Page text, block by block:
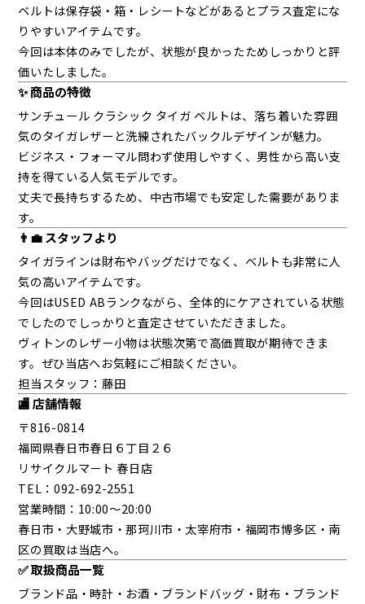
ベルトは保存袋・箱・レシートなどがあるとプラス査定にな
りやすいアイテムです。
今回は本体のみでしたが、状態が良かったためしっかりと評
価いたしました。
✨ 商品の特徴
サンチュール クラシック タイガ ベルトは、落ち着いた雰囲
気のタイガレザーと洗練されたバックルデザインが魅力。
ビジネス・フォーマル問わず使用しやすく、男性から高い支
持を得ている人気モデルです。
丈夫で長持ちするため、中古市場でも安定した需要がありま
す。
👨‍💼 スタッフより
タイガラインは財布やバッグだけでなく、ベルトも非常に人
気の高いアイテムです。
今回はUSED ABランクながら、全体的にケアされている状態
でしたのでしっかりと査定させていただきました。
ヴィトンのレザー小物は状態次第で高価買取が期待できま
す。ぜひ当店へお気軽にご相談ください。
担当スタッフ：藤田
🏬 店舗情報
〒816-0814
福岡県春日市春日６丁目２６
リサイクルマート 春日店
TEL：092-692-2551
営業時間：10:00～20:00
春日市・大野城市・那珂川市・太宰府市・福岡市博多区・南
区の買取は当店へ。
✅ 取扱商品一覧
ブランド品・時計・お酒・ブランドバッグ・財布・ブランド